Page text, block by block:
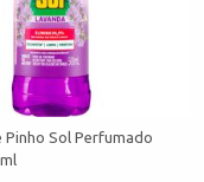
Pinho Sol Perfumado